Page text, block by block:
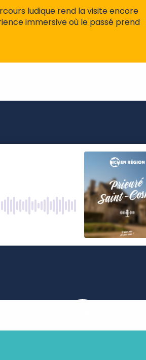
ludique rend la visite encore
immersive où le passé prend